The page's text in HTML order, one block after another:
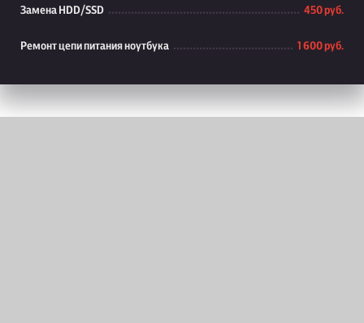
Замена HDD/SSD 450 руб.
Ремонт цепи питания ноутбука 1 600 руб.